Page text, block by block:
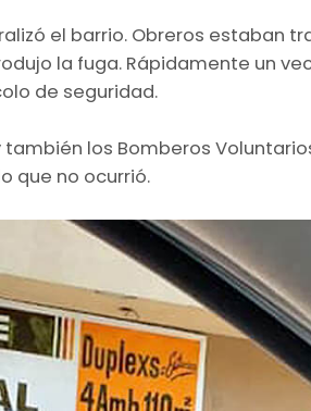
el barrio. Obreros estaban
la fuga. Rápidamente un
de seguridad.
los Bomberos
que no ocurrió.